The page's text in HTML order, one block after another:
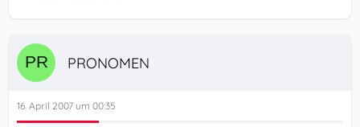
PRONOMEN
16. April 2007 um 00:35